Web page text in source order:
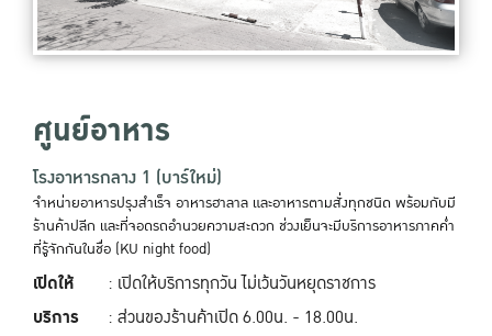
ศูนย์อาหาร
โรงอาหารกลาง 1 (บาร์ใหม่)
จำหน่ายอาหารปรุงสำเร็จ อาหารฮาลาล และอาหารตามสั่งทุกชนิด พร้อมกับมี
ร้านค้าปลีก และที่จอดรถอำนวยความสะดวก ช่วงเย็นจะมีบริการอาหารภาคค่ำ
ที่รู้จักกันในชื่อ (KU night food)
เปิดให้
บริการ
: เปิดให้บริการทุกวัน ไม่เว้นวันหยุดราชการ
: ส่วนของร้านค้าเปิด 6.00น. - 18.00น.